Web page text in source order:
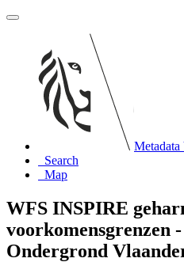
Metadata
Search
Map
WFS INSPIRE
voorkomensgrenzen
Ondergrond